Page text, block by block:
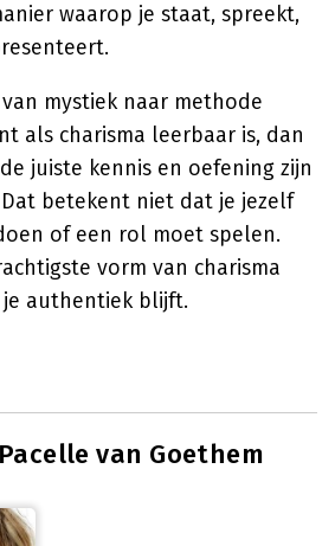
waarop je staat, spreekt,
mystiek naar methode
als charisma leerbaar is, dan
juiste kennis en oefening zijn
betekent niet dat je jezelf
of een rol moet spelen.
vorm van charisma
authentiek blijft.
Pacelle van Goethem